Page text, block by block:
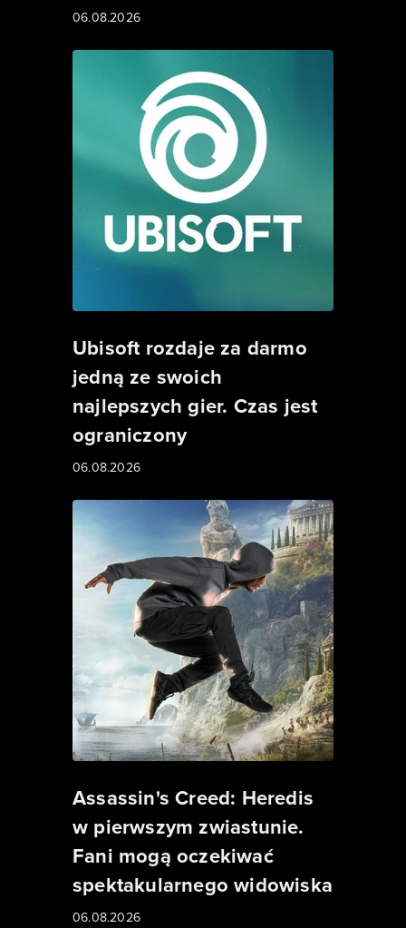
06.08.2026
Ubisoft rozdaje za darmo
jedną ze swoich
najlepszych gier. Czas jest
ograniczony
06.08.2026
Assassin's Creed: Heredis
w pierwszym zwiastunie.
Fani mogą oczekiwać
spektakularnego widowiska
06.08.2026